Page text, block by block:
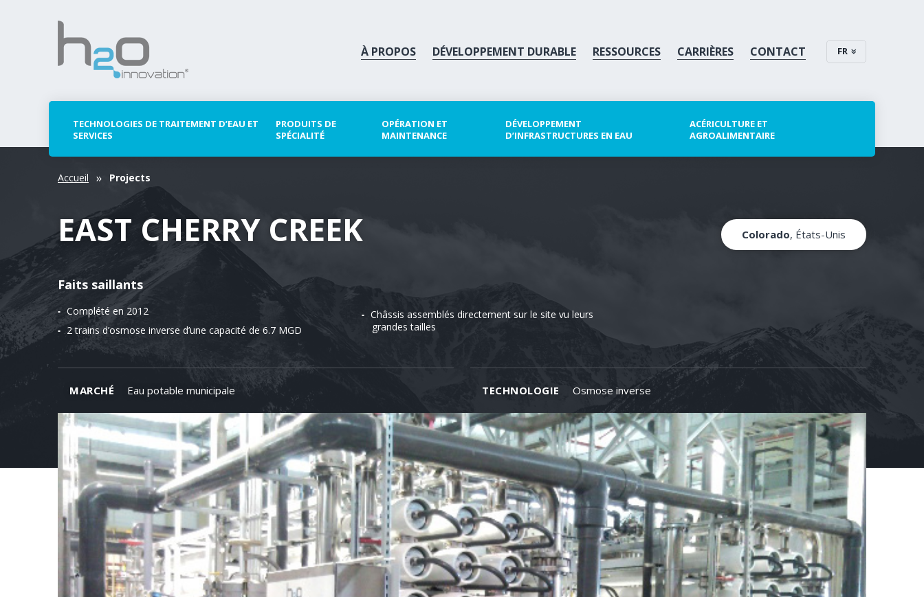
À PROPOS DÉVELOPPEMENT DURABLE RESSOURCES CARRIÈRES CONTACT FR
TECHNOLOGIES DE TRAITEMENT D’EAU ET
SERVICES
PRODUITS DE
SPÉCIALITÉ
OPÉRATION ET
MAINTENANCE
DÉVELOPPEMENT
D’INFRASTRUCTURES EN EAU
ACÉRICULTURE ET
AGROALIMENTAIRE
Accueil Projects
EAST CHERRY CREEK
Faits saillants
Complété en 2012
2 trains d’osmose inverse d’une capacité de 6.7 MGD
Châssis assemblés directement sur le site vu leurs
grandes tailles
Colorado, États-Unis
MARCHÉ Eau potable municipale TECHNOLOGIE Osmose inverse